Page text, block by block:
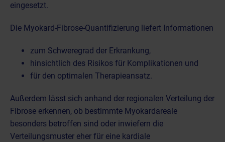
eingesetzt.
Die Myokard-Fibrose-Quantifizierung liefert Informationen
zum Schweregrad der Erkrankung,
hinsichtlich des Risikos für Komplikationen und
für den optimalen Therapieansatz.
Außerdem lässt sich anhand der regionalen Verteilung der
Fibrose erkennen, ob bestimmte Myokardareale
besonders betroffen sind oder inwiefern die
Verteilungsmuster eher für eine kardiale